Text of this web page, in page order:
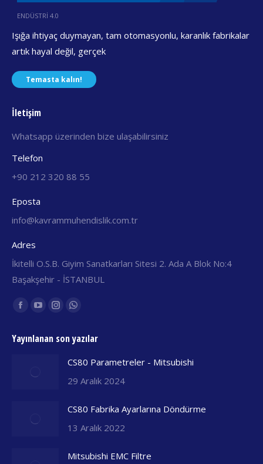
ENDÜSTRİ 4.0
Işığa ihtiyaç duymayan, tam otomasyonlu, karanlık fabrikalar
artık hayal değil, gerçek
Temasta kalın!
İletişim
Whatsapp üzerinden bize ulaşabilirsiniz
Telefon
+90 212 320 88 55
Eposta
info@kavrammuhendislik.com.tr
Adres
İkitelli O.S.B. Giyim Sanatkarları Sitesi 2. Ada A Blok No:4
Başakşehir - İSTANBUL
Find us on:
Facebook
pencerede
YouTube
pencerede
Instagram
pencerede
açılır
Whatsapp
pencerede
açılır
Yayınlanan son yazılar
CS80 Parametreler - Mitsubishi
29 Aralık 2024
CS80 Fabrika Ayarlarına Döndürme
13 Aralık 2022
Mitsubishi EMC Filtre